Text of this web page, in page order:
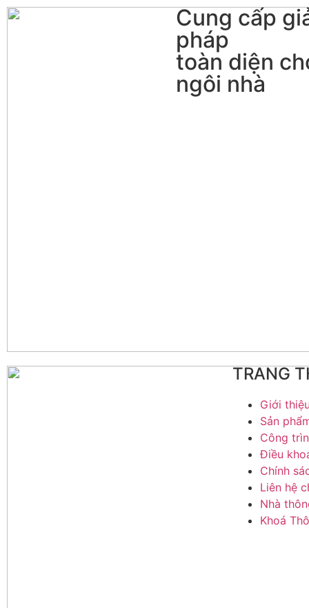
Cung cấp
pháp
toàn diện
ngôi nhà
TRANG
Giới
Sản
Công
Điều
Chính
Liên hệ
Nhà
Khoá